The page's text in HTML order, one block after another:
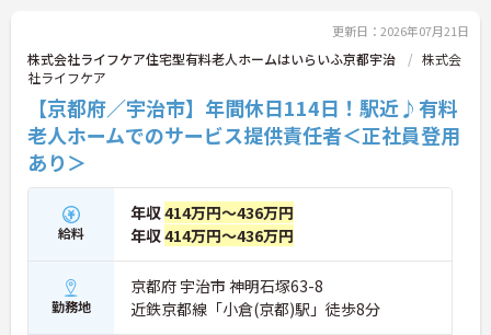
ひとりに深く寄り添う介護が実現可能です。また、1
5年間で100事業所以上へと拡大した安定した経営基
盤のもと、賞与年2回や業績賞与、退職金制度もし
っかりと整備されています。介護職員からリーダ
ー、施設長候補へと進む明確なキャリアパスも用意
されており、長期的な視点で着実にステップアップ
していける環境です。
★おすすめPOINT★
【個別性を尊重したケアで、深く寄り添う介護を実
践できます】
・利用者様の生活歴や趣味、食の好みなどを尊重し
たケアを実践しており、お一人おひとりの人生に寄
り添った意義深い関わりが持てます 。
・これまでの生活習慣の継続やご家族との絆を大切
にして支援にあたることで、利用者様から直接感謝
更新日：2026年07月21日
株式会社ライフケア住宅型有料老人ホームはいらいふ京都宇治
株式会
社ライフケア
【京都府／宇治市】年間休日114日！駅近♪有料
老人ホームでのサービス提供責任者＜正社員登用
あり＞
給料
年収414万円～436万円
年収414万円～436万円
勤務地
京都府 宇治市 神明石塚63-8
近鉄京都線「小倉(京都)駅」徒歩8分